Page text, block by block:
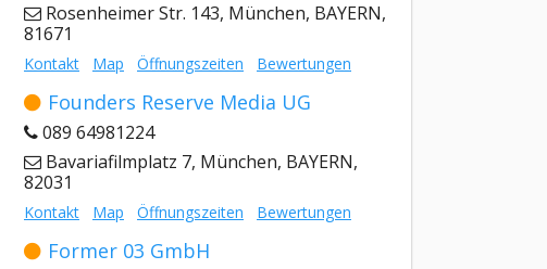
Rosenheimer Str. 143, München, BAYERN,
81671
Kontakt Map Öffnungszeiten Bewertungen
Founders Reserve Media UG
089 64981224
Bavariafilmplatz 7, München, BAYERN,
82031
Kontakt Map Öffnungszeiten Bewertungen
Former 03 GmbH